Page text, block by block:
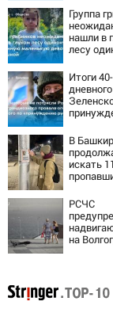
мог
слезы
Группа
нашли в
лесу
девочку
игрушкой
Итоги 40-
ответила
полный
провала
Украины
В
искать 11
РСЧС
на